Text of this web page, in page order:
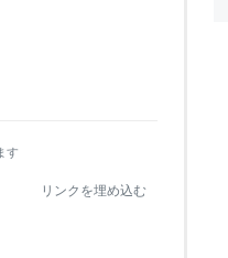
す
リンクを埋め込む